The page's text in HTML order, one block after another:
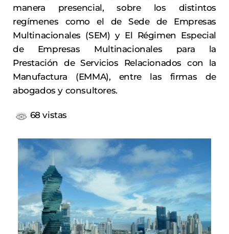
manera presencial, sobre los distintos
regímenes como el de Sede de Empresas
Multinacionales (SEM) y El Régimen Especial
de Empresas Multinacionales para la
Prestación de Servicios Relacionados con la
Manufactura (EMMA), entre las firmas de
abogados y consultores.
68 vistas